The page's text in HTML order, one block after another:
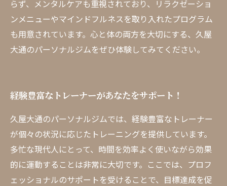
らず、メンタルケアも重視されており、リラクゼーショ
ンメニューやマインドフルネスを取り入れたプログラム
も用意されています。心と体の両方を大切にする、久屋
大通のパーソナルジムをぜひ体験してみてください。
経験豊富なトレーナーがあなたをサポート！
久屋大通のパーソナルジムでは、経験豊富なトレーナー
が個々の状況に応じたトレーニングを提供しています。
多忙な現代人にとって、時間を効率よく使いながら効果
的に運動することは非常に大切です。ここでは、プロフ
ェッショナルのサポートを受けることで、目標達成を促